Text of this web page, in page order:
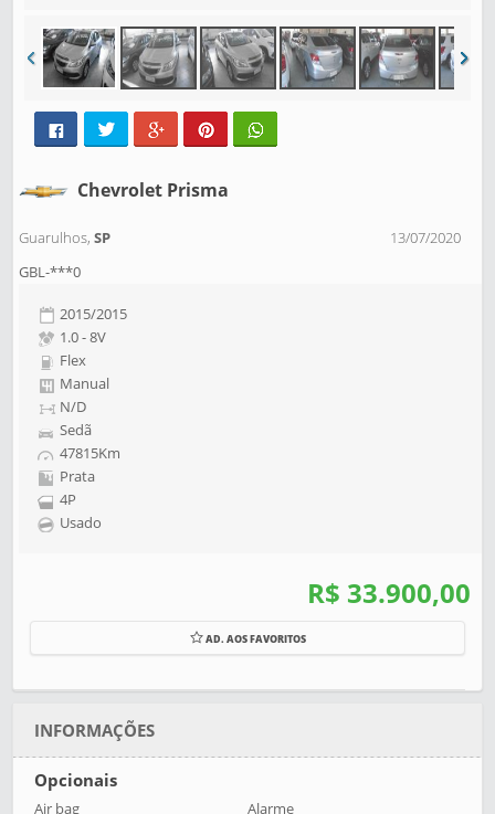
Chevrolet Prisma
Guarulhos,SP
13/07/2020
GBL-***0
2015/2015
1.0 - 8V
Flex
Manual
N/D
Sedã
47815Km
Prata
4P
Usado
R$ 33.900,00
AD. AOS FAVORITOS
INFORMAÇÕES
Opcionais
Air bag
Alarme